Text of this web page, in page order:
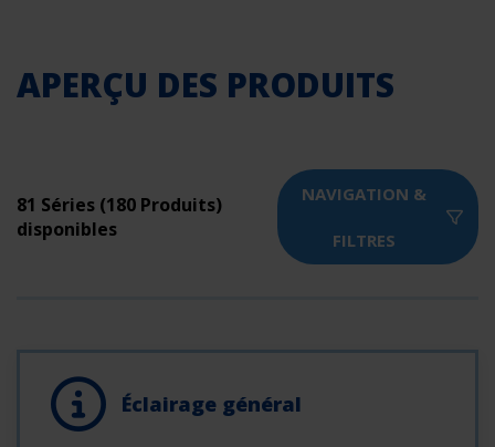
APERÇU DES PRODUITS
81 Séries (180 Produits)
disponibles
NAVIGATION &
FILTRES
Éclairage général